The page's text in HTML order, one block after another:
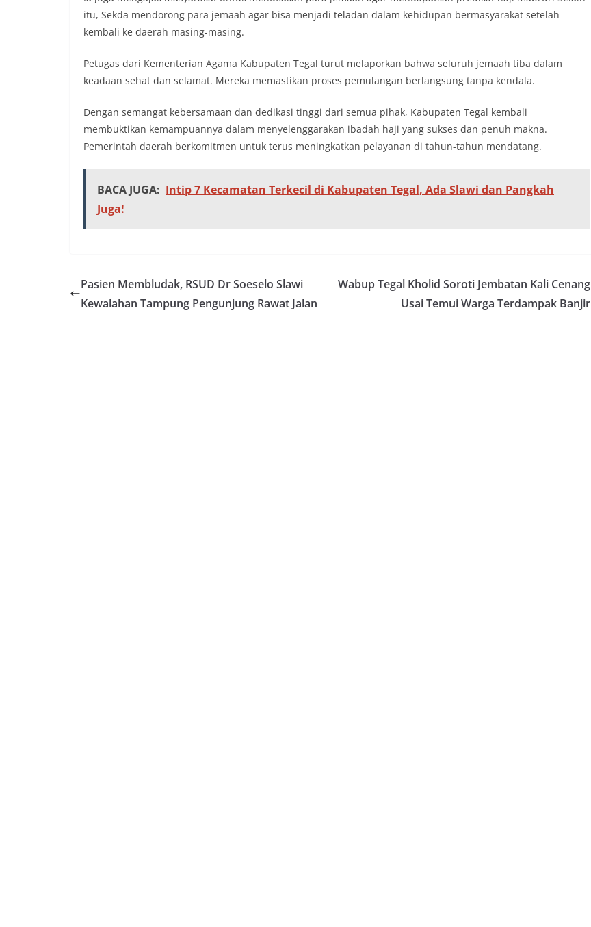
itu, Sekda mendorong para jemaah agar bisa menjadi teladan dalam kehidupan bermasyarakat setelah
kembali ke daerah masing-masing.
Petugas dari Kementerian Agama Kabupaten Tegal turut melaporkan bahwa seluruh jemaah tiba dalam
keadaan sehat dan selamat. Mereka memastikan proses pemulangan berlangsung tanpa kendala.
Dengan semangat kebersamaan dan dedikasi tinggi dari semua pihak, Kabupaten Tegal kembali
membuktikan kemampuannya dalam menyelenggarakan ibadah haji yang sukses dan penuh makna.
Pemerintah daerah berkomitmen untuk terus meningkatkan pelayanan di tahun-tahun mendatang.
BACA JUGA: Intip 7 Kecamatan Terkecil di Kabupaten Tegal, Ada Slawi dan Pangkah
Juga!
Pasien Membludak, RSUD Dr Soeselo Slawi
Kewalahan Tampung Pengunjung Rawat Jalan
Wabup Tegal Kholid Soroti Jembatan Kali Cenang
Usai Temui Warga Terdampak Banjir